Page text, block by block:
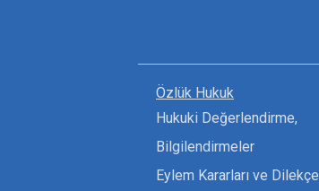
Özlük Hukuk
Hukuki Değerlendirme,
Bilgilendirmeler
Eylem Kararları ve Dilekçe